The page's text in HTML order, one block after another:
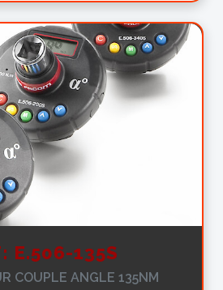
E.506-135S
COUPLE ANGLE 135NM